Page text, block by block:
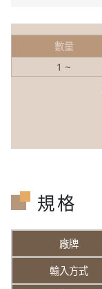
數量
1 ~
規格